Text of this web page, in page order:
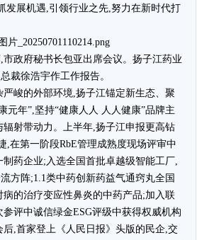
发展机遇,引领行业之先,努力在新时代打
政府秘书长包亚出席会议。扬子江药业
裁徐浩宇作工作报告。
严峻的外部环境,扬子江锚定新生态、聚
元年”,坚持“健康人人 人人健康”品牌主
射带动力。上半年,扬子江申报更高钻
,在第一阶段RbE管理成熟度现场评审中
药企业;入选全国首批卓越级智能工厂,
方阵;1.1类中药创新药益气通窍丸全国
的治疗变应性鼻炎的中药产品;加入联
评中诚信绿金ESG评级中获得权威机构
,首家登上《人民日报》头版的民企,交